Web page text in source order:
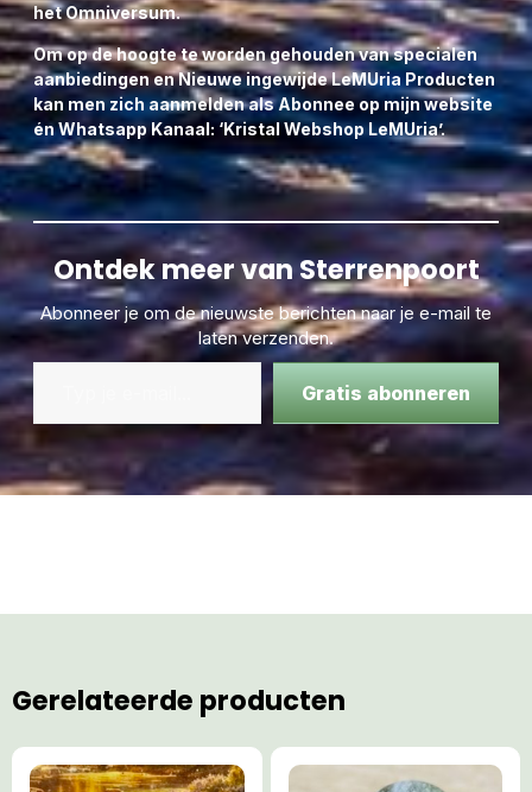
het Omniversum.
Om op de hoogte te worden gehouden van specialen
aanbiedingen en Nieuwe ingewijde LeMUria Producten
kan men zich aanmelden als Abonnee op mijn website
én Whatsapp Kanaal: ‘Kristal Webshop LeMUria’.
Ontdek meer van Sterrenpoort
Abonneer je om de nieuwste berichten naar je e-mail te
laten verzenden.
Gratis abonneren
Gerelateerde producten